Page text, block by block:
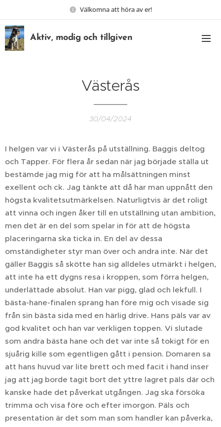
Välkomna att höra av er!
Aktiv, modig och tillgiven
Västerås
30/04/2024
I helgen var vi i Västerås på utställning. Baggis deltog
och Tapper. För flera år sedan när jag började ställa ut
bestämde jag mig för att ha målsättningen minst
exellent och ck. Jag tänkte att då har man uppnått den
högsta kvalitetsutmärkelsen. Naturligtvis är det roligt
att vinna och ingen åker till en utställning utan ambition,
men det är en del som spelar in för att de högsta
placeringarna ska ticka in. En del av dessa
omständigheter styr man över och andra inte. När det
gäller Baggis så skötte han sig alldeles utmärkt i helgen,
att inte ha ett dygns resa i kroppen, som förra helgen,
underlättade absolut. Han var pigg, glad och lekfull. I
bästa-hane-finalen sprang han före mig och visade sig
från sin bästa sida med en härlig drive. Hans päls var av
god kvalitet och han var verkligen toppen. Vi slutade
som andra bästa hane och det var inte så tokigt för en
sjuårig kille som egentligen gått i pension. Domaren sa
att hans huvud var lite brett och med facit i hand inser
jag att jag borde tagit bort det yttre lagret päls där och
kanske hade det påverkat utgången. Jag ska försöka
trimma och visa före och efter imorgon. Päls och
presentation är det som man som handler kan påverka,